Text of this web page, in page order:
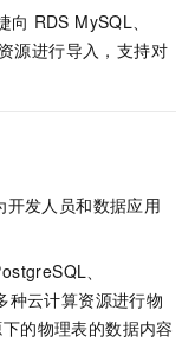
向 RDS MySQL、
资源进行导入，支持对
发人员和数据应用
、
种云计算资源进行物
的物理表的数据内容